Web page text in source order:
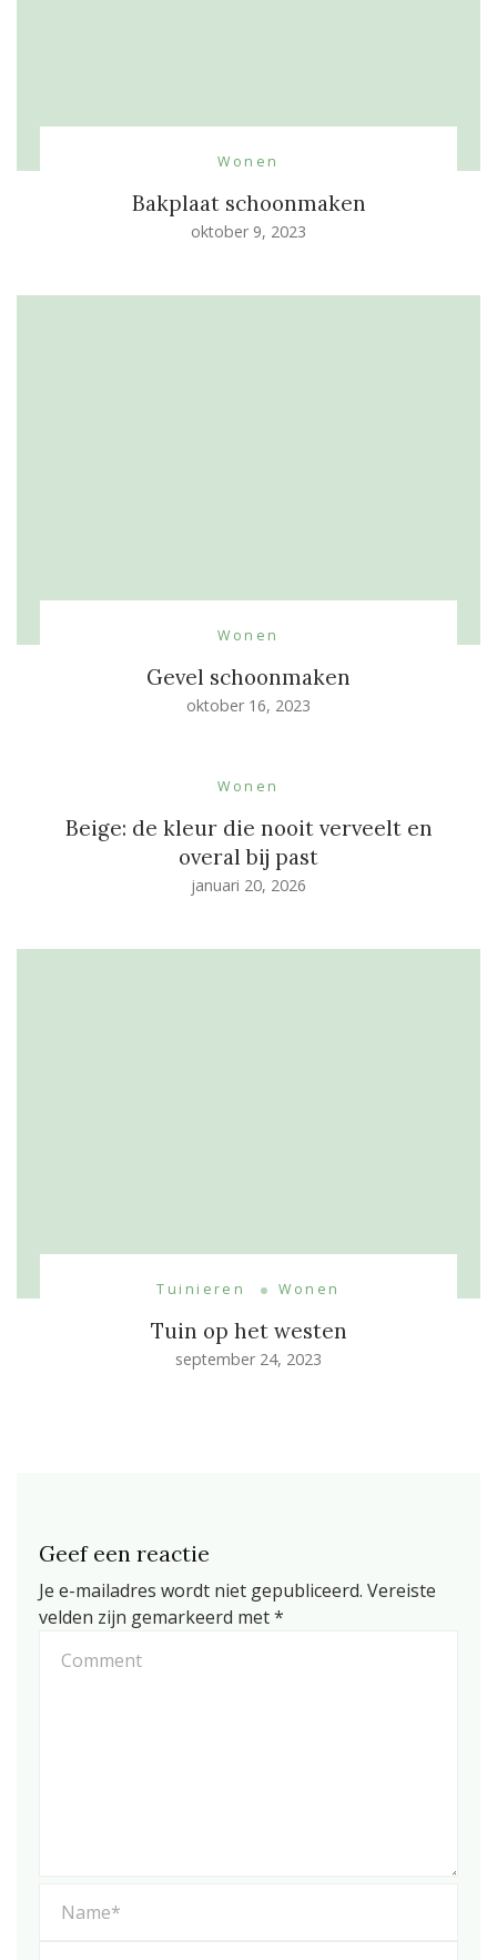
Wonen
Bakplaat schoonmaken
oktober 9, 2023
Wonen
Gevel schoonmaken
oktober 16, 2023
Wonen
Beige: de kleur die nooit verveelt en
overal bij past
januari 20, 2026
Tuinieren Wonen
Tuin op het westen
september 24, 2023
Geef een reactie
Je e-mailadres wordt niet gepubliceerd. Vereiste
velden zijn gemarkeerd met*